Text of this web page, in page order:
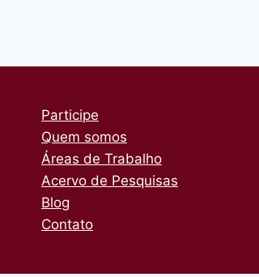
Participe
Quem somos
Áreas de Trabalho
Acervo de Pesquisas
Blog
Contato